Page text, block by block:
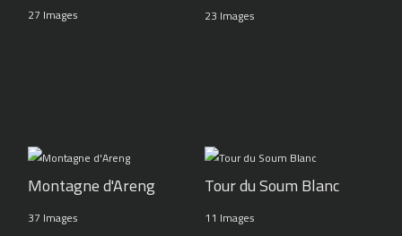
27 Images 23 Images
Montagne d'Areng
37 Images
Tour du Soum Blanc
11 Images